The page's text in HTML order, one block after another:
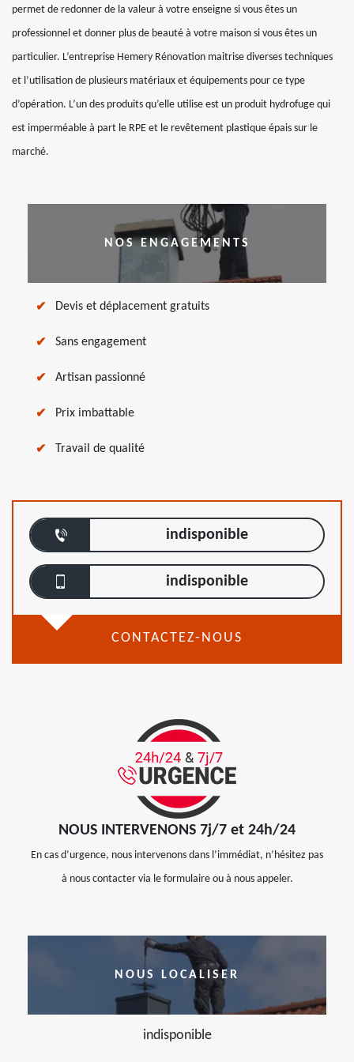
permet de redonner de la valeur à votre enseigne si vous êtes un
professionnel et donner plus de beauté à votre maison si vous êtes un
particulier. L’entreprise Hemery Rénovation maitrise diverses techniques
et l’utilisation de plusieurs matériaux et équipements pour ce type
d’opération. L’un des produits qu’elle utilise est un produit hydrofuge qui
est imperméable à part le RPE et le revêtement plastique épais sur le
marché.
NOS ENGAGEMENTS
Devis et déplacement gratuits
Sans engagement
Artisan passionné
Prix imbattable
Travail de qualité
indisponible
indisponible
CONTACTEZ-NOUS
NOUS INTERVENONS 7j/7 et 24h/24
En cas d’urgence, nous intervenons dans l’immédiat, n’hésitez pas
à nous contacter via le formulaire ou à nous appeler.
NOUS LOCALISER
indisponible